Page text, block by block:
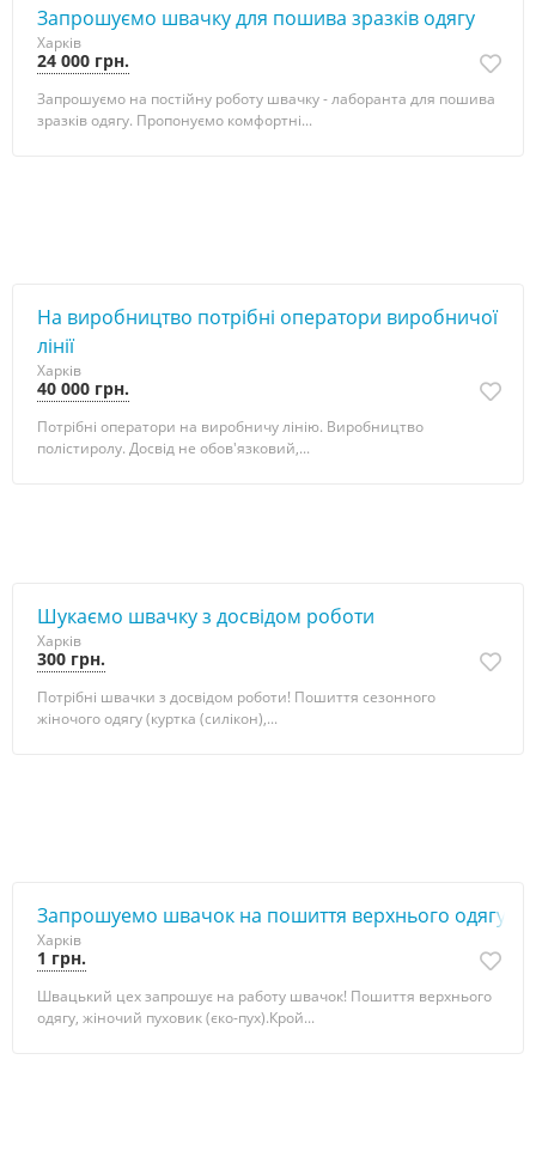
Запрошуємо швачку для пошива зразків одягу
Харків
24 000 грн.
Запрошуємо на постійну роботу швачку - лаборанта для пошива
зразків одягу. Пропонуємо комфортні...
Нa виробництво потрібні оператори виробничої
лінії
Харків
40 000 грн.
Потрібні оператори на виробничу лінію. Виробництво
полістиролу. Досвід не обов'язковий,...
Шукаємo швачку з досвідом роботи
Харків
300 грн.
Потрібні швачки з досвідом роботи! Пошиття сезонного
жіночого одягу (куртка (силікон),...
Запрошуемо швачок на пошиття верхнього одягу
Харків
1 грн.
Швацький цех запрошує на работу швачок! Пошиття верхнього
одягу, жіночий пуховик (єко-пух).Крой...